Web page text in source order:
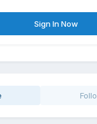
Sign In Now